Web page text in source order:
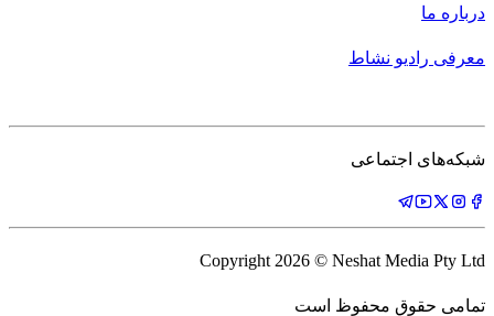
درباره ما
معرفی رادیو نشاط
شبکه‌های اجتماعی
Copyright 2026 © Neshat Media Pty Ltd
تمامی حقوق محفوظ است